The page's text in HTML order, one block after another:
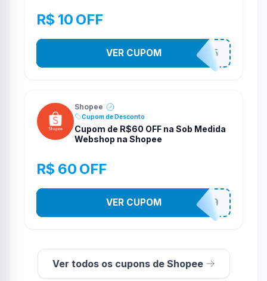
R$ 10 OFF
STES2525
VER CUPOM
Shopee
Cupom de Desconto
Cupom de R$60 OFF na Sob Medida
Webshop na Shopee
R$ 60 OFF
SOBM60400
VER CUPOM
Ver todos os cupons de Shopee